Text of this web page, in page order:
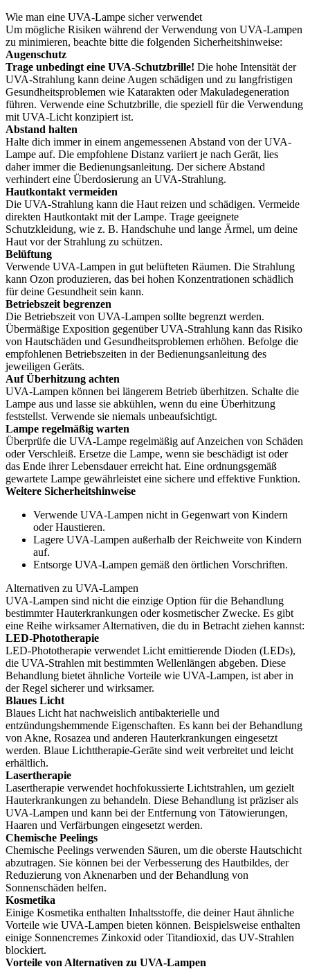
Wie man eine UVA-Lampe sicher verwendet
Um mögliche Risiken während der Verwendung von UVA-Lampen
zu minimieren, beachte bitte die folgenden Sicherheitshinweise:
Augenschutz
Trage unbedingt eine UVA-Schutzbrille! Die hohe Intensität der
UVA-Strahlung kann deine Augen schädigen und zu langfristigen
Gesundheitsproblemen wie Katarakten oder Makuladegeneration
führen. Verwende eine Schutzbrille, die speziell für die Verwendung
mit UVA-Licht konzipiert ist.
Abstand halten
Halte dich immer in einem angemessenen Abstand von der UVA-
Lampe auf. Die empfohlene Distanz variiert je nach Gerät, lies
daher immer die Bedienungsanleitung. Der sichere Abstand
verhindert eine Überdosierung an UVA-Strahlung.
Hautkontakt vermeiden
Die UVA-Strahlung kann die Haut reizen und schädigen. Vermeide
direkten Hautkontakt mit der Lampe. Trage geeignete
Schutzkleidung, wie z. B. Handschuhe und lange Ärmel, um deine
Haut vor der Strahlung zu schützen.
Belüftung
Verwende UVA-Lampen in gut belüfteten Räumen. Die Strahlung
kann Ozon produzieren, das bei hohen Konzentrationen schädlich
für deine Gesundheit sein kann.
Betriebszeit begrenzen
Die Betriebszeit von UVA-Lampen sollte begrenzt werden.
Übermäßige Exposition gegenüber UVA-Strahlung kann das Risiko
von Hautschäden und Gesundheitsproblemen erhöhen. Befolge die
empfohlenen Betriebszeiten in der Bedienungsanleitung des
jeweiligen Geräts.
Auf Überhitzung achten
UVA-Lampen können bei längerem Betrieb überhitzen. Schalte die
Lampe aus und lasse sie abkühlen, wenn du eine Überhitzung
feststellst. Verwende sie niemals unbeaufsichtigt.
Lampe regelmäßig warten
Überprüfe die UVA-Lampe regelmäßig auf Anzeichen von Schäden
oder Verschleiß. Ersetze die Lampe, wenn sie beschädigt ist oder
das Ende ihrer Lebensdauer erreicht hat. Eine ordnungsgemäß
gewartete Lampe gewährleistet eine sichere und effektive Funktion.
Weitere Sicherheitshinweise
Verwende UVA-Lampen nicht in Gegenwart von Kindern
oder Haustieren.
Lagere UVA-Lampen außerhalb der Reichweite von Kindern
auf.
Entsorge UVA-Lampen gemäß den örtlichen Vorschriften.
Alternativen zu UVA-Lampen
UVA-Lampen sind nicht die einzige Option für die Behandlung
bestimmter Hauterkrankungen oder kosmetischer Zwecke. Es gibt
eine Reihe wirksamer Alternativen, die du in Betracht ziehen kannst:
LED-Phototherapie
LED-Phototherapie verwendet Licht emittierende Dioden (LEDs),
die UVA-Strahlen mit bestimmten Wellenlängen abgeben. Diese
Behandlung bietet ähnliche Vorteile wie UVA-Lampen, ist aber in
der Regel sicherer und wirksamer.
Blaues Licht
Blaues Licht hat nachweislich antibakterielle und
entzündungshemmende Eigenschaften. Es kann bei der Behandlung
von Akne, Rosazea und anderen Hauterkrankungen eingesetzt
werden. Blaue Lichttherapie-Geräte sind weit verbreitet und leicht
erhältlich.
Lasertherapie
Lasertherapie verwendet hochfokussierte Lichtstrahlen, um gezielt
Hauterkrankungen zu behandeln. Diese Behandlung ist präziser als
UVA-Lampen und kann bei der Entfernung von Tätowierungen,
Haaren und Verfärbungen eingesetzt werden.
Chemische Peelings
Chemische Peelings verwenden Säuren, um die oberste Hautschicht
abzutragen. Sie können bei der Verbesserung des Hautbildes, der
Reduzierung von Aknenarben und der Behandlung von
Sonnenschäden helfen.
Kosmetika
Einige Kosmetika enthalten Inhaltsstoffe, die deiner Haut ähnliche
Vorteile wie UVA-Lampen bieten können. Beispielsweise enthalten
einige Sonnencremes Zinkoxid oder Titandioxid, das UV-Strahlen
blockiert.
Vorteile von Alternativen zu UVA-Lampen